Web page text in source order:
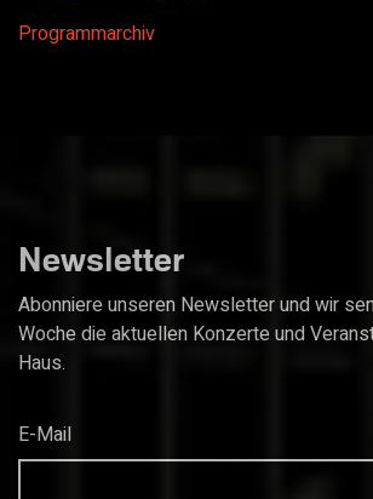
Programmarchiv
Newsletter
Abonniere unseren Newsletter und wir
Woche die aktuellen Konzerte und
Haus.
E-Mail